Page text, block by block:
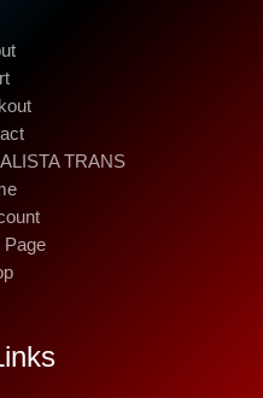
TRANS
Page